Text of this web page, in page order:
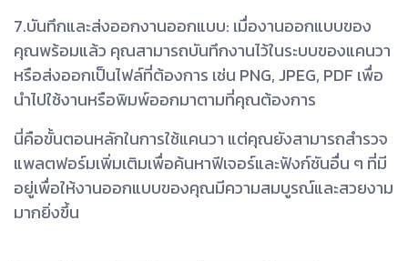
7.บันทึกและส่งออกงานออกแบบ: เมื่องานออกแบบของ
คุณพร้อมแล้ว คุณสามารถบันทึกงานไว้ในระบบของแคนวา
หรือส่งออกเป็นไฟล์ที่ต้องการ เช่น PNG, JPEG, PDF เพื่อ
นำไปใช้งานหรือพิมพ์ออกมาตามที่คุณต้องการ
นี่คือขั้นตอนหลักในการใช้แคนวา แต่คุณยังสามารถสำรวจ
แพลตฟอร์มเพิ่มเติมเพื่อค้นหาฟีเจอร์และฟังก์ชันอื่น ๆ ที่มี
อยู่เพื่อให้งานออกแบบของคุณมีความสมบูรณ์และสวยงาม
มากยิ่งขึ้น